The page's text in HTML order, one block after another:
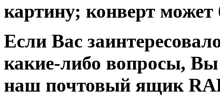
картину; конверт
Если Вас
какие-либо вопросы,
наш почтовый ящик